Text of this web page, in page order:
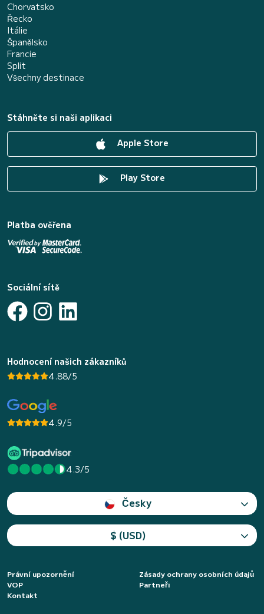
Chorvatsko
Řecko
Itálie
Španělsko
Francie
Split
Všechny destinace
Stáhněte si naši aplikaci
Apple Store
Play Store
Platba ověřena
Sociální sítě
Hodnocení našich zákazníků
4.88/5
4.9/5
4.3/5
Česky
$ (USD)
Právní upozornění
Zásady ochrany osobních údajů
VOP
Partneři
Kontakt